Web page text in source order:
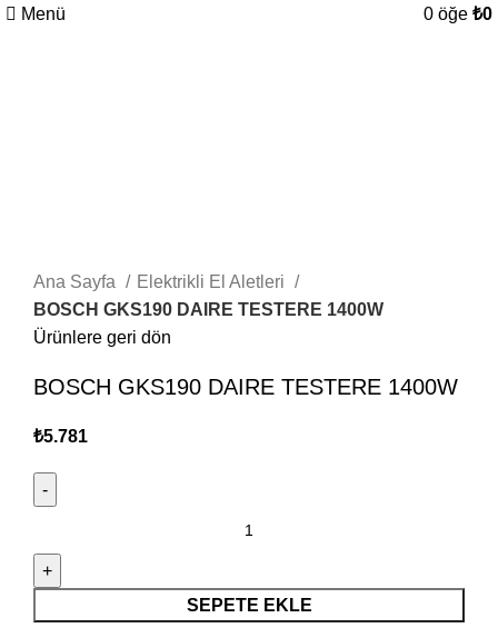
Menü 0 öğe ₺0
Ana Sayfa
Elektrikli El Aletleri
BOSCH GKS190 DAIRE TESTERE 1400W
Ürünlere geri dön
BOSCH GKS190 DAIRE TESTERE 1400W
₺5.781
SEPETE EKLE